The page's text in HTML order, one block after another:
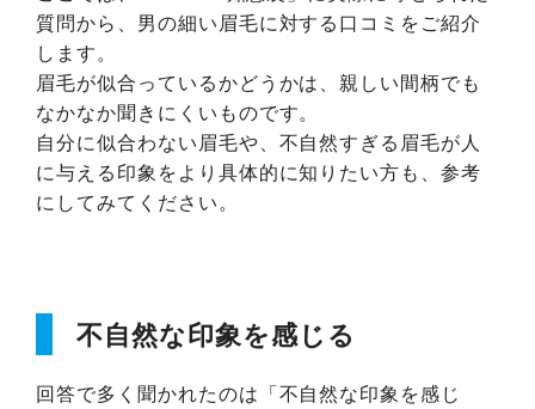
質問から、男の細い眉毛に対する口コミをご紹介
します。
眉毛が似合っているかどうかは、親しい間柄でも
なかなか聞きにくいものです。
自分に似合わない眉毛や、不自然すぎる眉毛が人
に与える印象をより具体的に知りたい方も、参考
にしてみてください。
不自然な印象を感じる
回答で多く聞かれたのは「不自然な印象を感じ